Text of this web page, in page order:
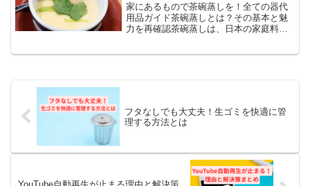
家にあるもので茶碗蒸しを！全ての器代
用品ガイド茶碗蒸しとは？その基本と魅
力を再確認茶碗蒸しは、日本の家庭料理
フタなしでも大丈夫！生ゴミを快適に管
理する方法とは